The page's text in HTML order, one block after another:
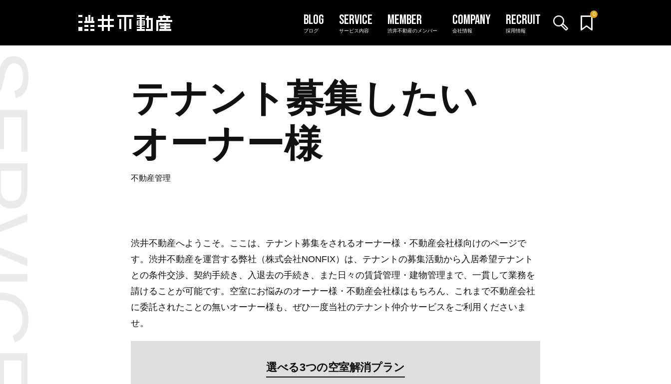
0
ブログ サービス内容 渋井不動産のメンバー 会社情報 採用情報
テナント募集したい
オーナー様
不動産管理
渋井不動産へようこそ。ここは、テナント募集をされるオーナー様・不動産会社様向けのページで
す。渋井不動産を運営する弊社（株式会社NONFIX）は、テナントの募集活動から入居希望テナント
との条件交渉、契約手続き、入退去の手続き、また日々の賃貸管理・建物管理まで、一貫して業務を
請けることが可能です。空室にお悩みのオーナー様・不動産会社様はもちろん、これまで不動産会社
に委託されたことの無いオーナー様も、ぜひ一度当社のテナント仲介サービスをご利用くださいま
せ。
選べる3つの空室解消プラン